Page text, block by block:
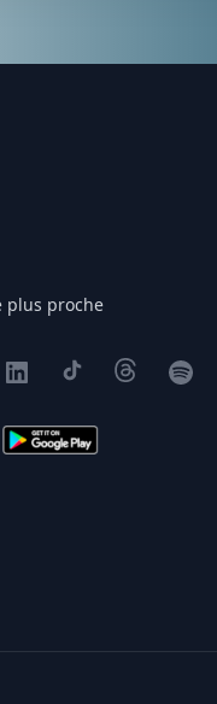
plus proche
X TikTokThreadsSpotify
Google Play
journalistique